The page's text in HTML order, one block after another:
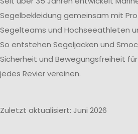
Segelbekleidung gemeinsam mit
Segelteams und Hochseeathleten
So entstehen Segeljacken und
Sicherheit und Bewegungsfreiheit
jedes Revier vereinen.
Zuletzt aktualisiert: Juni 2026